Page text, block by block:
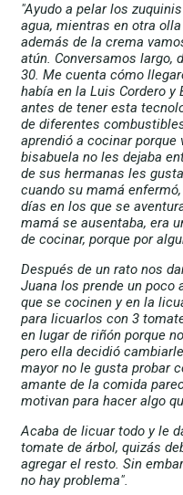
"Ayudo a pelar los
agua, mientras en otra
además de la crema
atún. Conversamos largo,
30. Me cuenta cómo
había en la Luis Cordero
antes de tener esta
de diferentes
aprendió a cocinar
bisabuela no les dejaba
de sus hermanas les
cuando su mamá
días en los que se
mamá se ausentaba, era
de cocinar, porque por
Después de un rato nos
Juana los prende un poco
que se cocinen y en la
para licuarlos con 3
en lugar de riñón porque
pero ella decidió
mayor no le gusta probar
amante de la comida
motivan para hacer algo
Acaba de licuar todo y le
tomate de árbol, quizás
agregar el resto. Sin
no hay problema".